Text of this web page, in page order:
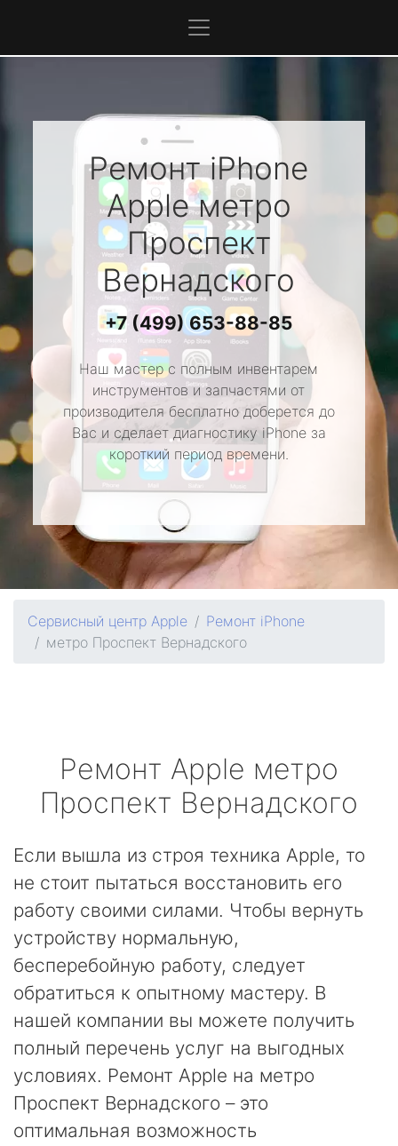
Ремонт iPhone
Appleметро
Проспект
Вернадского
+7 (499) 653-88-85
Наш мастер с полным инвентарем
инструментов и запчастями от
производителя бесплатно доберется до
Вас и сделает диагностику iPhone за
короткий период времени.
Сервисный центр Apple
Ремонт iPhone
метро Проспект Вернадского
Ремонт Apple метро
Проспект Вернадского
Если вышла из строя техника Apple, то
не стоит пытаться восстановить его
работу своими силами. Чтобы вернуть
устройству нормальную,
бесперебойную работу, следует
обратиться к опытному мастеру. В
нашей компании вы можете получить
полный перечень услуг на выгодных
условиях. Ремонт Apple на метро
Проспект Вернадского – это
оптимальная возможность